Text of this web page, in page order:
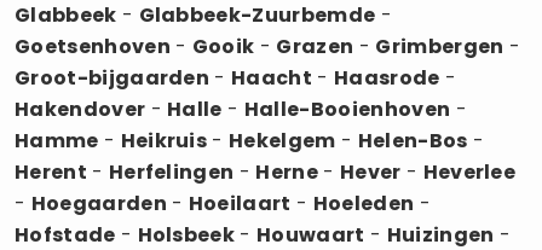
Glabbeek - Glabbeek-Zuurbemde -
Goetsenhoven - Gooik - Grazen - Grimbergen -
Groot-bijgaarden - Haacht - Haasrode -
Hakendover - Halle - Halle-Booienhoven -
Hamme - Heikruis - Hekelgem - Helen-Bos -
Herent - Herfelingen - Herne - Hever - Heverlee
- Hoegaarden - Hoeilaart - Hoeleden -
Hofstade - Holsbeek - Houwaart - Huizingen -